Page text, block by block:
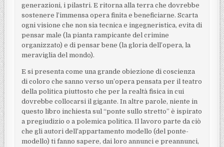
generazioni, i pilastri. E ritorna alla terra che dovrebbe
sostenere l’immensa opera finita e beneficiarne. Scarta
ogni visione che non sia tecnica e ingegneristica, evita di
pensar male (la pianta rampicante del crimine
organizzato) e di pensar bene (la gloria dell’opera, la
meraviglia del mondo).
E si presenta come una grande obiezione di coscienza
di coloro che sanno verso un’opera pensata per il teatro
della politica piuttosto che per la realtà fisica in cui
dovrebbe collocarsi il gigante. In altre parole, niente in
questo libro inchiesta sul “ponte sullo stretto” è ispirato
a pregiudizio o a polemica politica. Il lavoro parte da ciò
che gli autori dell’appartamento modello (del ponte-
modello) ti fanno sapere, dai loro annunci e preannunci,